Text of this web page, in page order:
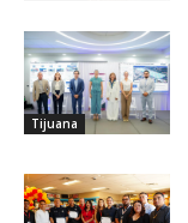
Tijuana